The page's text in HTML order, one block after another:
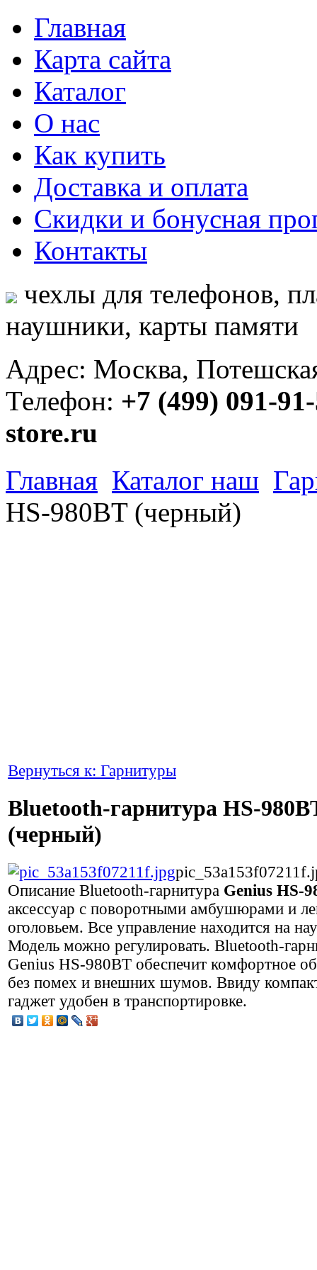
Главная
Карта сайта
Каталог
О нас
Как купить
Доставка и оплата
Скидки и бонусная
Контакты
чехлы для телефонов,
наушники, карты памяти
Адрес: Москва,
Телефон: +7 (499) 091-
store.ru
Главная Каталог наш
HS-980BT (черный)
Вернуться к: Гарнитуры
Bluetooth-гарнитура HS-
(черный)
Описание Bluetooth-гарнитура Genius HS-
аксессуар с поворотными амбушюрами и
оголовьем. Все управление находится на
Модель можно регулировать. Bluetooth-
Genius HS-980BT обеспечит комфортное
без помех и внешних шумов. Ввиду
гаджет удобен в транспортировке.